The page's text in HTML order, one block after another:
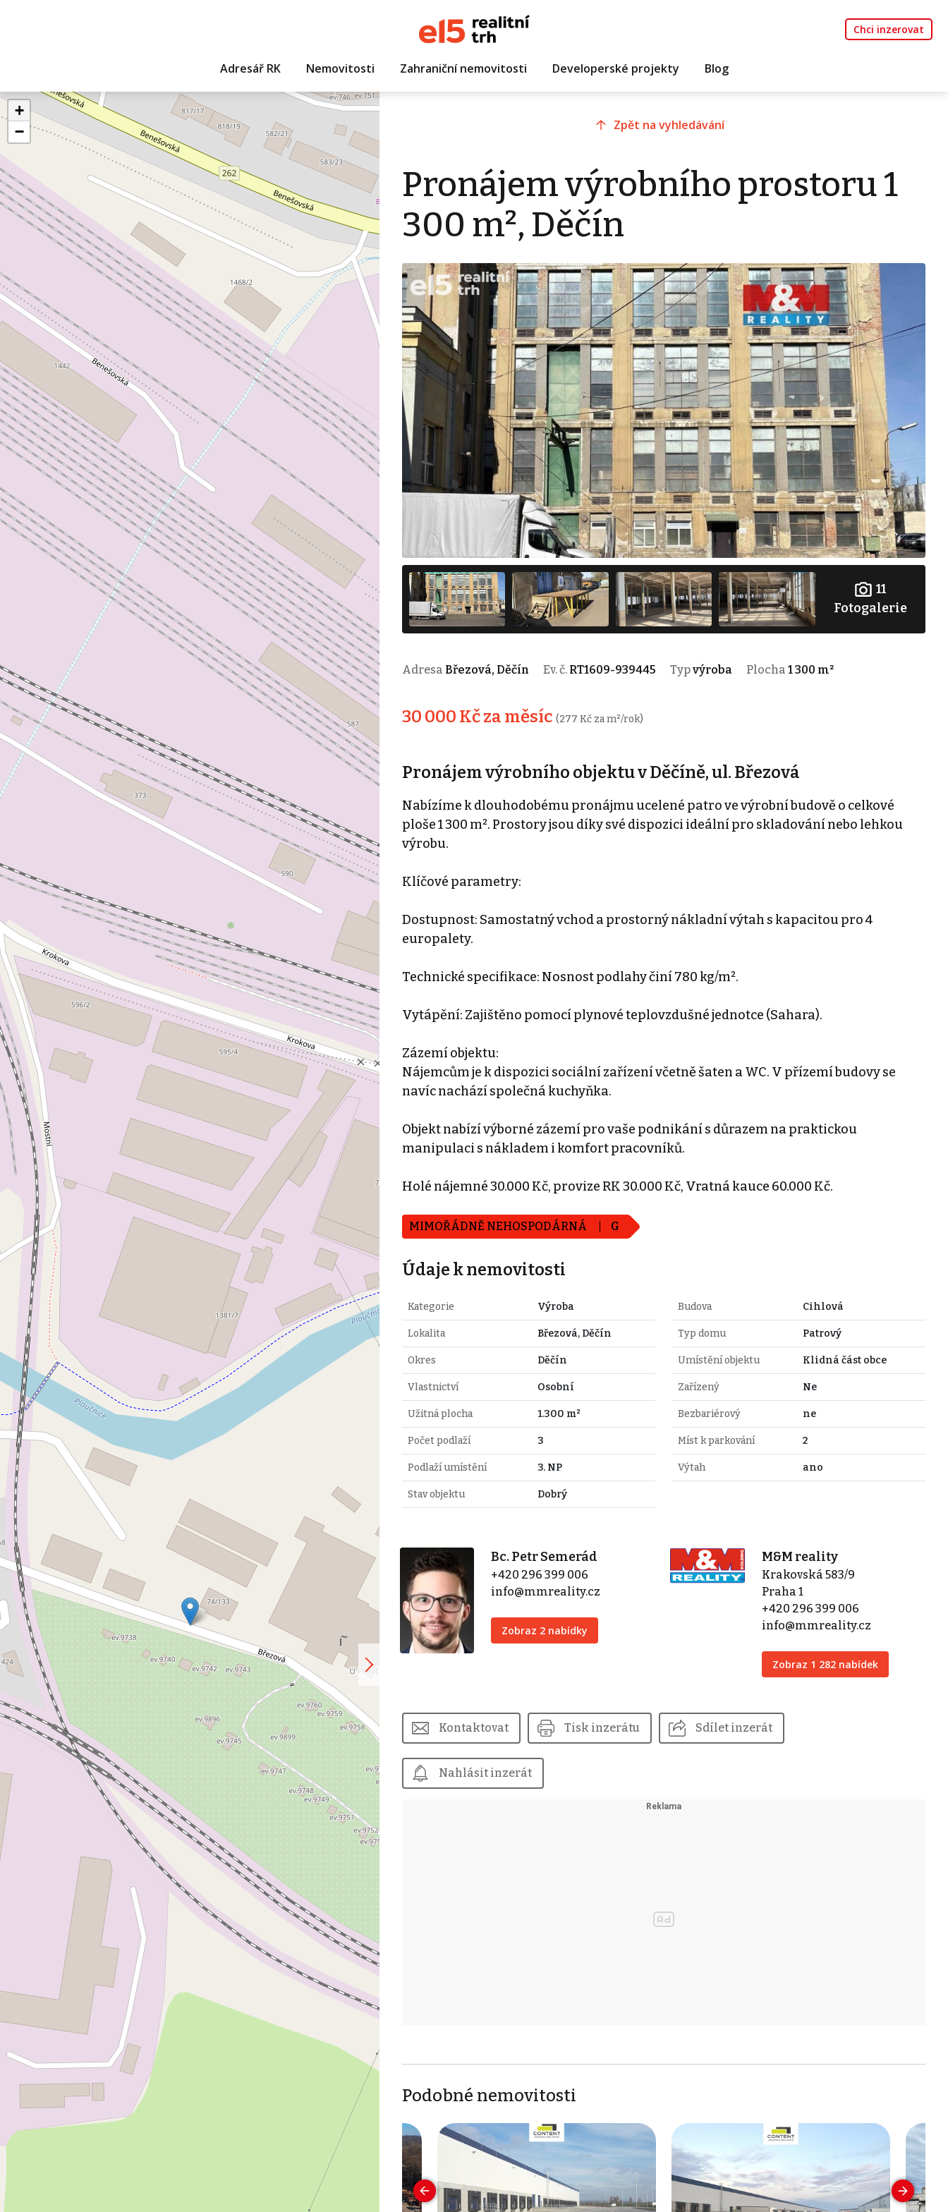
Chci inzerovat
Adresář RK Nemovitosti Zahraniční nemovitosti Developerské projekty Blog
+
−
Zpět na vyhledávání
Pronájem výrobního prostoru 1
300 m², Děčín
11
Fotogalerie
Adresa Březová, Děčín Ev. č. RT1609-939445 Typvýroba Plocha 1 300 m²
30 000 Kč za měsíc (277 Kč za m²/rok)
Pronájem výrobního objektu v Děčíně, ul. Březová
Nabízíme k dlouhodobému pronájmu ucelené patro ve výrobní budově o celkové
ploše 1 300 m². Prostory jsou díky své dispozici ideální pro skladování nebo lehkou
výrobu.
Klíčové parametry:
Dostupnost: Samostatný vchod a prostorný nákladní výtah s kapacitou pro 4
europalety.
Technické specifikace: Nosnost podlahy činí 780 kg/m².
Vytápění: Zajištěno pomocí plynové teplovzdušné jednotce (Sahara).
Zázemí objektu:
Nájemcům je k dispozici sociální zařízení včetně šaten a WC. V přízemí budovy se
navíc nachází společná kuchyňka.
Objekt nabízí výborné zázemí pro vaše podnikání s důrazem na praktickou
manipulaci s nákladem i komfort pracovníků.
Holé nájemné 30.000 Kč, provize RK 30.000 Kč, Vratná kauce 60.000 Kč.
MIMOŘÁDNĚ NEHOSPODÁRNÁ G
Údaje k nemovitosti
Kategorie Výroba
Lokalita Březová, Děčín
Okres Děčín
Vlastnictví Osobní
Užitná plocha 1.300 m²
Počet podlaží 3
Podlaží umístění 3. NP
Stav objektu Dobrý
Budova Cihlová
Typ domu Patrový
Umístění objektu Klidná část obce
Zařízený Ne
Bezbariérový ne
Míst k parkování 2
Výtah ano
Bc. Petr Semerád
+420 296 399 006
info@mmreality.cz
Zobraz 2 nabídky
M&M reality
Krakovská 583/9
Praha 1
+420 296 399 006
info@mmreality.cz
Zobraz 1 282 nabídek
Kontaktovat Tisk inzerátu Sdílet inzerát
Nahlásit inzerát
Podobné nemovitosti